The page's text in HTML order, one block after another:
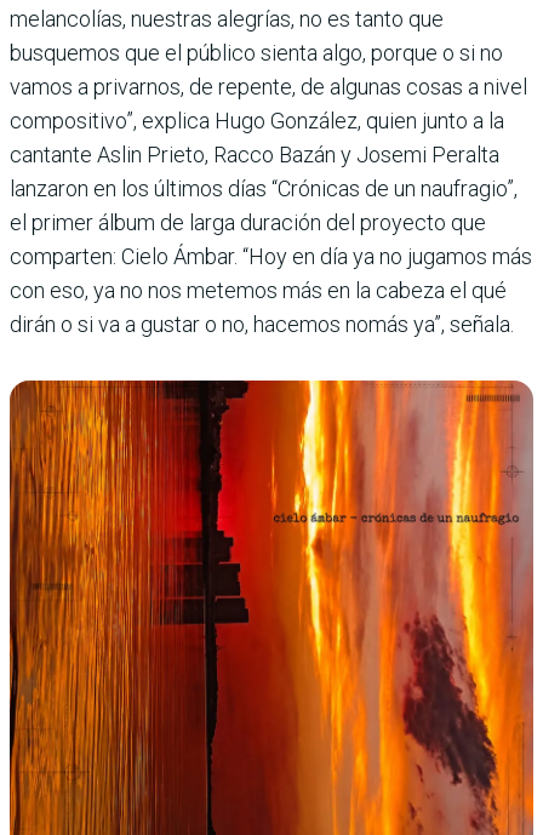
melan­colías, nuestras alegrías, no es tanto que
busquemos que el público sienta algo, por­que o si no
vamos a privar­nos, de repente, de algunas cosas a nivel
compositivo”, explica Hugo González, quien junto a la
cantante Aslin Prieto, Racco Bazán y Josemi Peralta
lanzaron en los últimos días “Cróni­cas de un naufragio”,
el pri­mer álbum de larga duración del proyecto que
compar­ten: Cielo Ámbar. “Hoy en día ya no jugamos más
con eso, ya no nos metemos más en la cabeza el qué
dirán o si va a gustar o no, hacemos nomás ya”, señala.